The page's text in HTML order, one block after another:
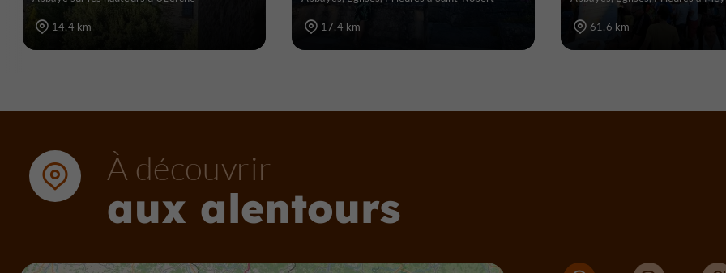
14,4 km 17,4 km 61,6 km
À découvrir
aux alentours